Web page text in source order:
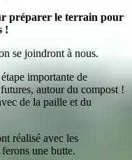
préparer le terrain pour
!
se joindront à nous.
importante de
autour du compost !
de la paille et du
réalisé avec les
une butte.